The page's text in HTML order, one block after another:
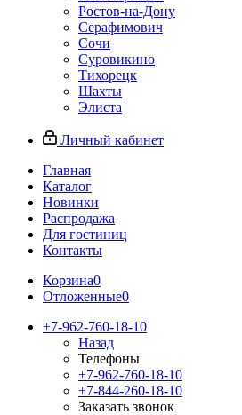
Ростов-на-Дону
Серафимович
Сочи
Суровикино
Тихорецк
Шахты
Элиста
Личный кабинет
Главная
Каталог
Новинки
Распродажа
Для гостиниц
Контакты
Корзина0
Отложенные0
+7-962-760-18-10
Назад
Телефоны
+7-962-760-18-10
+7-844-260-18-10
Заказать звонок